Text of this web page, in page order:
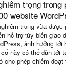
trọng
website
trọng vừa được
hỗ trợ tùy biến giao
ảnh hưởng tới
này có thể dẫn tới
cho phép chiếm